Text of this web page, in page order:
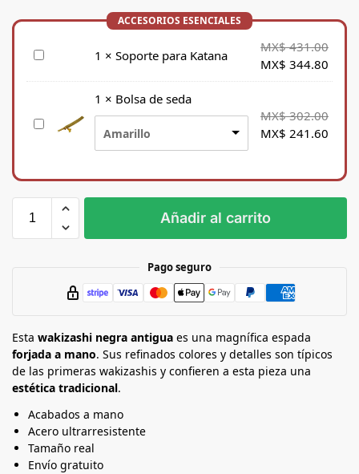
S
r
p
a
r
a
1 × Soporte para Katana
MX$431.00
MX$ 344.80
B
s
a
d
1 × Bolsa de seda
Amarillo
MX$302.00
MX$ 241.60
Añadir al carrito
Pago seguro
Esta wakizashi negra antigua es una magnífica espada
forjada a mano. Sus refinados colores y detalles son típicos
de las primeras wakizashis y confieren a esta pieza una
estética tradicional.
Acabados a mano
Acero ultrarresistente
Tamaño real
Envío gratuito